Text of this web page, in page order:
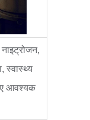
स्वास्थ्य
आवश्यक